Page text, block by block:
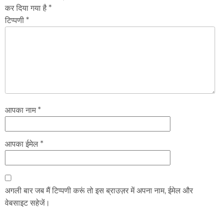
कर दिया गया है *
टिप्पणी *
आपका नाम *
आपका ईमेल *
अगली बार जब मैं टिप्पणी करूं तो इस ब्राउज़र में अपना नाम, ईमेल और
वेबसाइट सहेजें।